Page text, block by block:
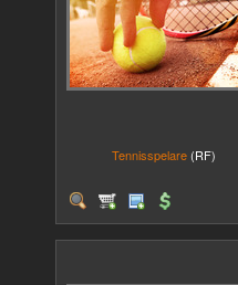
Tennisspelare (RF)